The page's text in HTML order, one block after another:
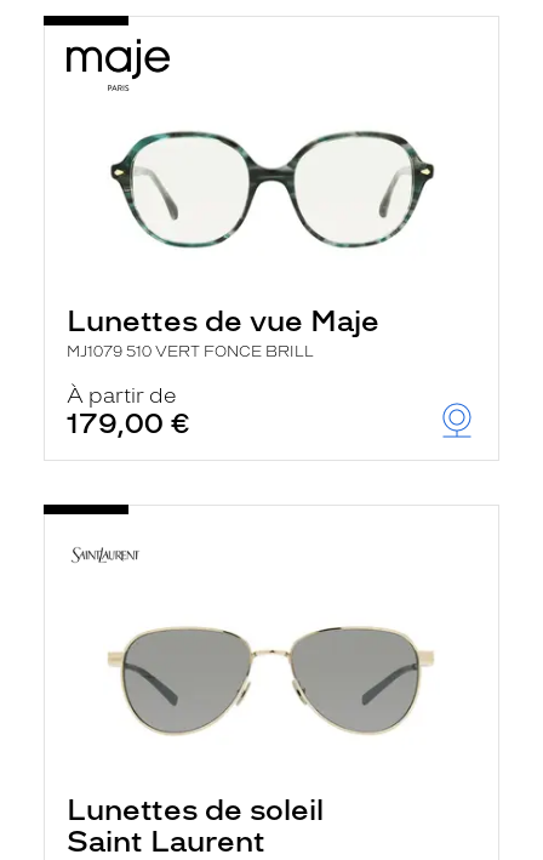
Lunettes de vue Maje
MJ1079 510 VERT FONCE BRILL
À partir de
179,00 €
Lunettes de soleil
Saint Laurent